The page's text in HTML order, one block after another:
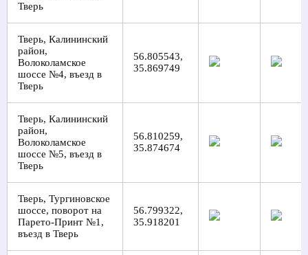
Тверь
Тверь, Калининский
район,
Волоколамское
шоссе №4, въезд в
Тверь
56.805543,
35.869749
Тверь, Калининский
район,
Волоколамское
шоссе №5, въезд в
Тверь
56.810259,
35.874674
Тверь, Тургиновское
шоссе, поворот на
Парето-Принт №1,
въезд в Тверь
56.799322,
35.918201